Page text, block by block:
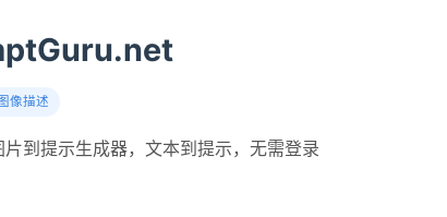
像描述
到提示生成器，文本到提示，无需登录